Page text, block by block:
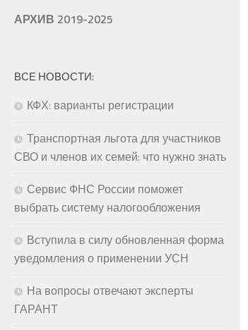
АРХИВ 2019-2025
ВСЕ НОВОСТИ:
КФХ: варианты регистрации
Транспортная льгота для участников
СВО и членов их семей: что нужно знать
Сервис ФНС России поможет
выбрать систему налогообложения
Вступила в силу обновленная форма
уведомления о применении УСН
На вопросы отвечают эксперты
ГАРАНТ